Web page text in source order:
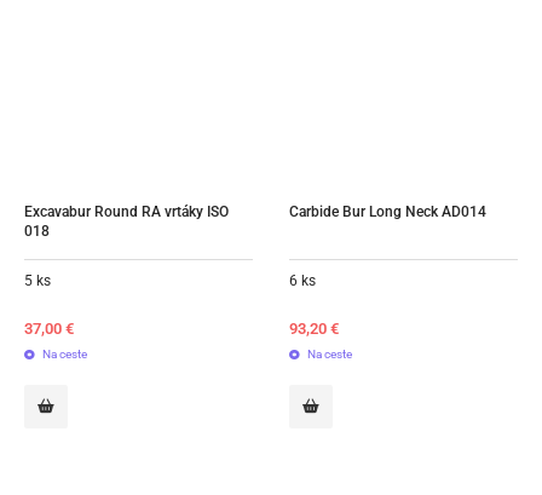
Excavabur Round RA vrtáky ISO
018
5 ks
37,00 €
Na ceste
Carbide Bur Long Neck AD014
6 ks
93,20 €
Na ceste